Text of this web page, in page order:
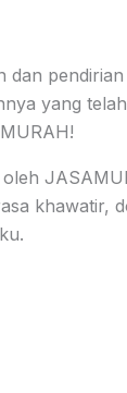
pendirian
yang
khawatir,